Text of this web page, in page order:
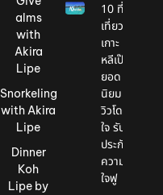
alms
with
Akira
Lipe
Snorkeling
with Akira
Lipe
Dinner
Koh
Lipe by
10 ที่
เที่ยว
เกาะ
หลีเป๊ะ
ยอด
นิยม
วิวโดน
ใจ รับ
ประกัน
ความ
ใจฟู